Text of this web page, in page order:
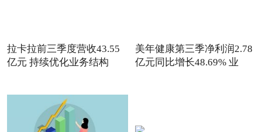
拉卡拉前三季度营收43.55
亿元 持续优化业务结构
美年健康第三季净利润2.78
亿元同比增长48.69% 业